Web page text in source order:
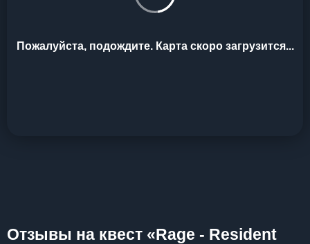
Пожалуйста, подождите. Карта скоро загрузится...
Отзывы на квест «Rage - Resident